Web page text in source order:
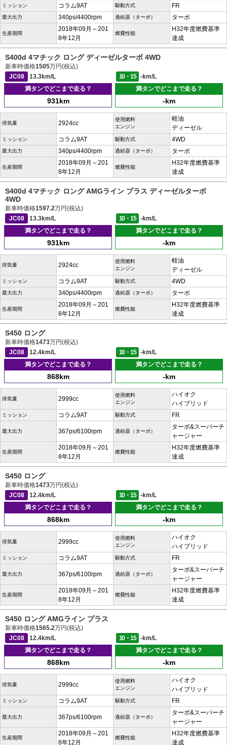
ミッション コラム9AT 駆動方式 FR
最大出力 340ps/4400rpm 過給器（ターボ） ターボ
生産期間
2018年09月～201
8年12月
燃費性能
H32年度燃費基準
達成
S400d 4マチック ロング ディーゼルターボ 4WD
新車時価格1505万円(税込)
JC08
13.3km/L 10・15
-km/L
満タンでどこまで走る？
931km
満タンでどこまで走る？
-km
排気量 2924cc
使用燃料
エンジン
軽油
ディーゼル
ミッション コラム9AT 駆動方式 4WD
最大出力 340ps/4400rpm 過給器（ターボ） ターボ
生産期間
2018年09月～201
8年12月
燃費性能
H32年度燃費基準
達成
S400d 4マチック ロング AMGライン プラス ディーゼルターボ
4WD
新車時価格1597.2万円(税込)
JC08
13.3km/L 10・15
-km/L
満タンでどこまで走る？
931km
満タンでどこまで走る？
-km
排気量 2924cc
使用燃料
エンジン
軽油
ディーゼル
ミッション コラム9AT 駆動方式 4WD
最大出力 340ps/4400rpm 過給器（ターボ） ターボ
生産期間
2018年09月～201
8年12月
燃費性能
H32年度燃費基準
達成
S450 ロング
新車時価格1473万円(税込)
JC08
12.4km/L 10・15
-km/L
満タンでどこまで走る？
868km
満タンでどこまで走る？
-km
排気量 2999cc
使用燃料
エンジン
ハイオク
ハイブリッド
ミッション コラム9AT 駆動方式 FR
最大出力 367ps/6100rpm 過給器（ターボ）
ターボ&スーパーチ
ャージャー
生産期間
2018年09月～201
8年12月
燃費性能
H32年度燃費基準
達成
S450 ロング
新車時価格1473万円(税込)
JC08
12.4km/L 10・15
-km/L
満タンでどこまで走る？
868km
満タンでどこまで走る？
-km
排気量 2999cc
使用燃料
エンジン
ハイオク
ハイブリッド
ミッション コラム9AT 駆動方式 FR
最大出力 367ps/6100rpm 過給器（ターボ）
ターボ&スーパーチ
ャージャー
生産期間
2018年09月～201
8年12月
燃費性能
H32年度燃費基準
達成
S450 ロング AMGライン プラス
新車時価格1565.2万円(税込)
JC08
12.4km/L 10・15
-km/L
満タンでどこまで走る？
868km
満タンでどこまで走る？
-km
排気量 2999cc
使用燃料
エンジン
ハイオク
ハイブリッド
ミッション コラム9AT 駆動方式 FR
最大出力 367ps/6100rpm 過給器（ターボ）
ターボ&スーパーチ
ャージャー
生産期間
2018年09月～201
8年12月
燃費性能
H32年度燃費基準
達成